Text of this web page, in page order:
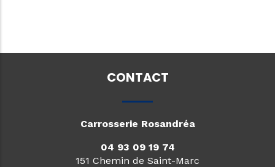
CONTACT
Carrosserie Rosandréa
04 93 09 19 74
151 Chemin de Saint-Marc